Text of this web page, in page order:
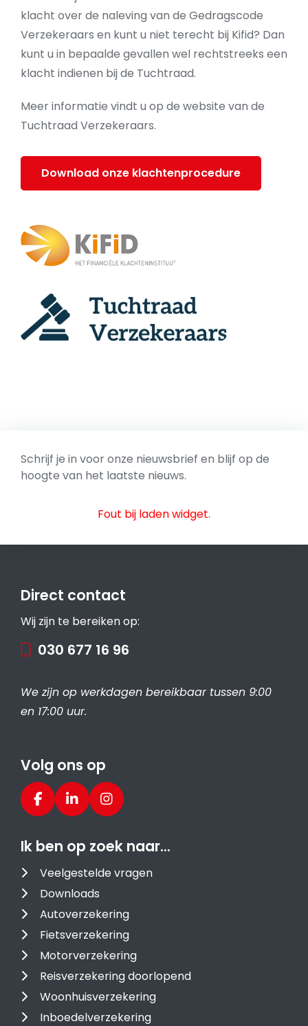
klacht over de naleving van de Gedragscode
Verzekeraars en kunt u niet terecht bij Kifid? Dan
kunt u in bepaalde gevallen wel rechtstreeks een
klacht indienen bij de Tuchtraad.
Meer informatie vindt u op de website van de
Tuchtraad Verzekeraars.
Download onze klachtenprocedure
Schrijf je in voor onze nieuwsbrief en blijf op de
hoogte van het laatste nieuws.
Fout bij laden widget.
Direct contact
Wij zijn te bereiken op:
030 677 16 96
We zijn op werkdagen bereikbaar tussen 9:00
en 17:00 uur.
Volg ons op
Ik ben op zoek naar…
Veelgestelde vragen
Downloads
Autoverzekering
Fietsverzekering
Motorverzekering
Reisverzekering doorlopend
Woonhuisverzekering
Inboedelverzekering